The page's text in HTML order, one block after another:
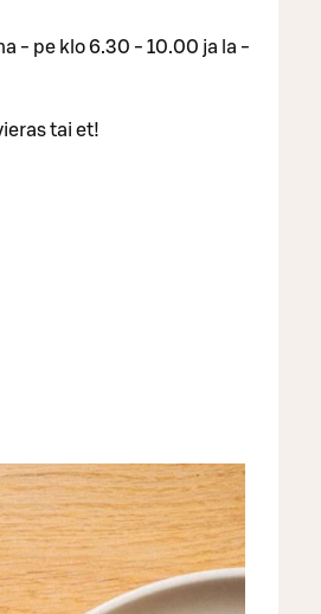
- pe klo 6.30 - 10.00 ja la -
tai et!